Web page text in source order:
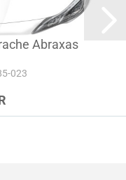
Abraxas
023